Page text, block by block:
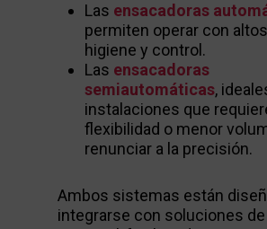
Las ensacadoras
permiten operar con
higiene y control.
Las ensacadoras
semiautomáticas,
instalaciones que
flexibilidad o menor
renunciar a la precisión.
Ambos sistemas están
integrarse con soluciones